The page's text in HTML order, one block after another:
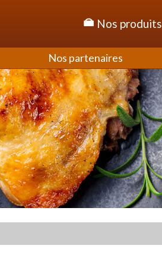
Nos produits
Nos partenaires